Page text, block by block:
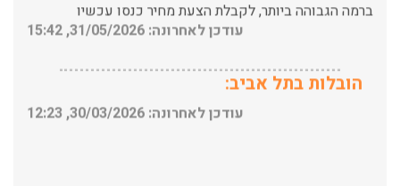
הובלות בתל אביב:
עודכן לאחרונה: 30/03/2026, 12:23